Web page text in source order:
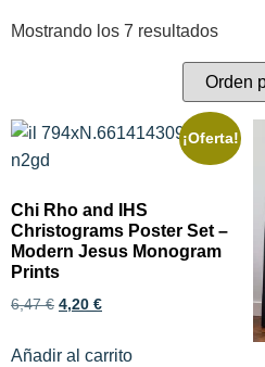
Mostrando los 7 resultados
¡Oferta!
Chi Rho and IHS
Christograms Poster Set –
Modern Jesus Monogram
Prints
6,47€ 4,20 €
Añadir al carrito